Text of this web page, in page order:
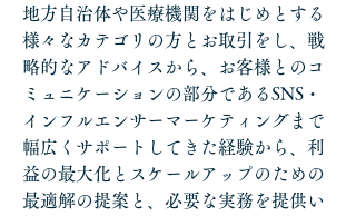
地方自治体や医療機関をはじめとする
様々なカテゴリの方とお取引をし、戦
略的なアドバイスから、お客様とのコ
ミュニケーションの部分であるSNS・
インフルエンサーマーケティングまで
幅広くサポートしてきた経験から、利
益の最大化とスケールアップのための
最適解の提案と、必要な実務を提供い